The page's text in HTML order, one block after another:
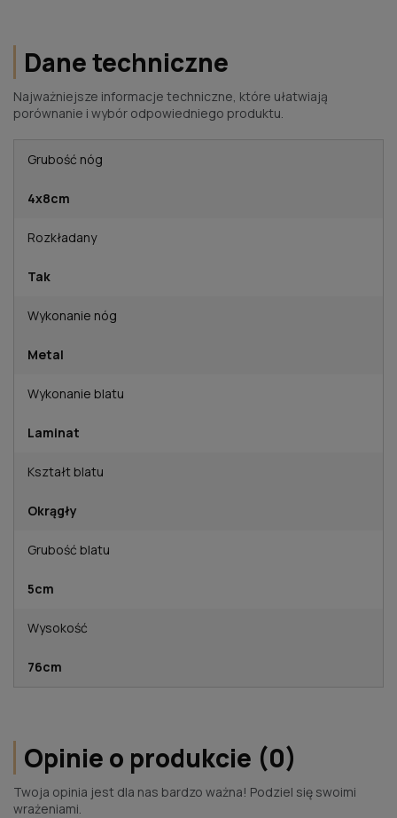
Dane techniczne
Najważniejsze informacje techniczne, które ułatwiają
porównanie i wybór odpowiedniego produktu.
Grubość nóg
4x8cm
Rozkładany
Tak
Wykonanie nóg
Metal
Wykonanie blatu
Laminat
Kształt blatu
Okrągły
Grubość blatu
5cm
Wysokość
76cm
Opinie o produkcie (0)
Twoja opinia jest dla nas bardzo ważna! Podziel się swoimi
wrażeniami.